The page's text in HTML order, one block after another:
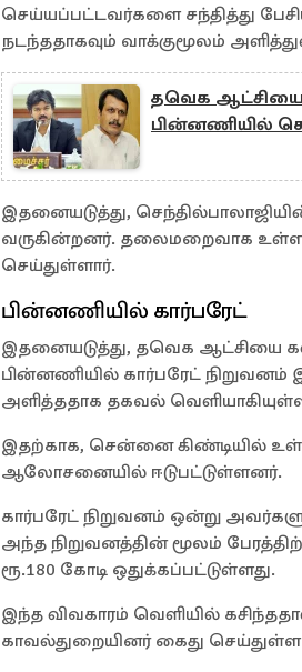
செய்யப்பட்டவர்களை சந்தித்து
நடந்ததாகவும் வாக்குமூலம்
தவெக ஆட்சியை
பின்னணியில்
இதனையடுத்து,
வருகின்றனர். தலைமறைவாக
செய்துள்ளார்.
பின்னணியில் கார்பரேட்
இதனையடுத்து, தவெக ஆட்சியை
பின்னணியில் கார்பரேட் நிறுவனம்
அளித்ததாக தகவல்
இதற்காக, சென்னை கிண்டியில்
ஆலோசனையில் ஈடுபட்டுள்ளனர்.
கார்பரேட் நிறுவனம் ஒன்று
அந்த நிறுவனத்தின் மூலம்
ரூ.180 கோடி ஒதுக்கப்பட்டுள்ளது.
இந்த விவகாரம் வெளியில்
காவல்துறையினர் கைது